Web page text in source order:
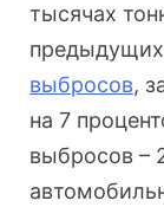
тысячах
предыдущих
выбросов,
на 7
выбросов –